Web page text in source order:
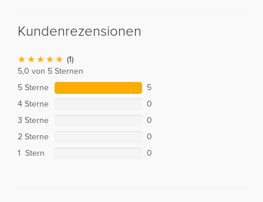
Kundenrezensionen
(1)
5,0 von 5 Sternen
5 Sterne
5
4 Sterne
0
3 Sterne
0
2 Sterne
0
1 Stern
0